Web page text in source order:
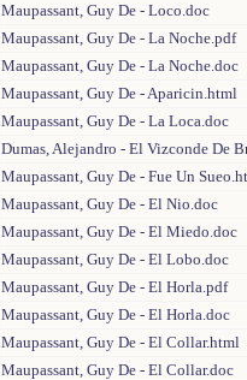
Maupassant, Guy De - Loco.doc
Maupassant, Guy De - La Noche.pdf
Maupassant, Guy De - La Noche.doc
Maupassant, Guy De - Aparicin.html
Maupassant, Guy De - La Loca.doc
Dumas, Alejandro - El Vizconde De
Maupassant, Guy De - Fue Un
Maupassant, Guy De - El Nio.doc
Maupassant, Guy De - El Miedo.doc
Maupassant, Guy De - El Lobo.doc
Maupassant, Guy De - El Horla.pdf
Maupassant, Guy De - El Horla.doc
Maupassant, Guy De - El Collar.html
Maupassant, Guy De - El Collar.doc